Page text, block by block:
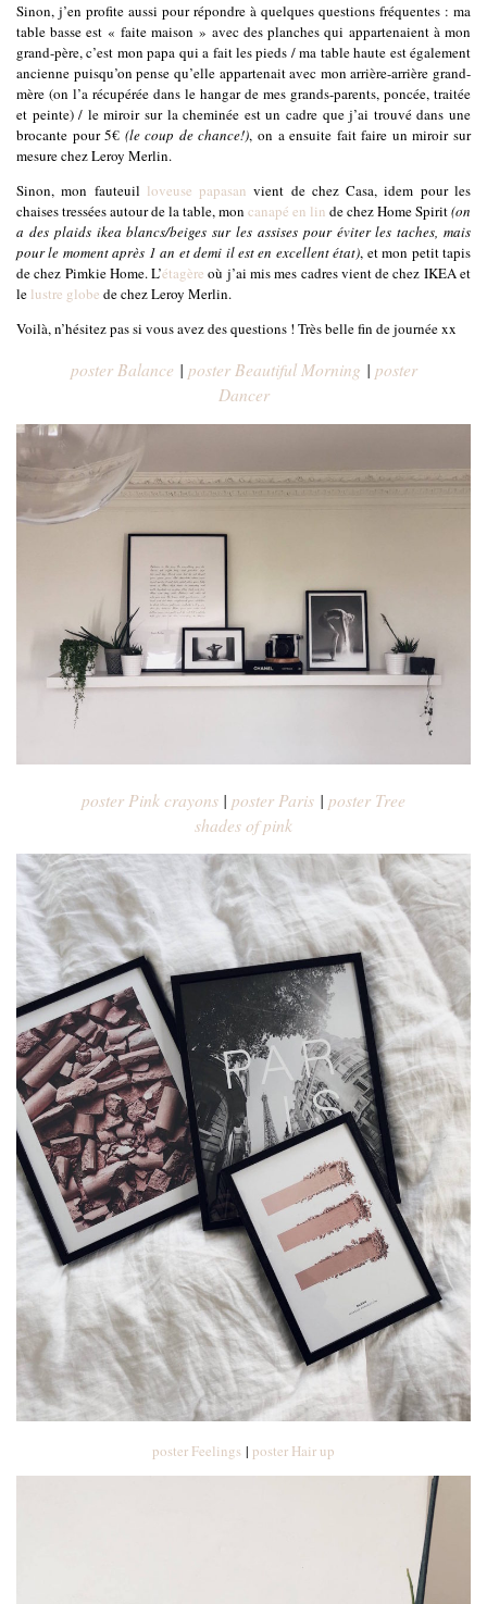
Sinon, j’en profite aussi pour répondre à quelques questions fréquentes : ma
table basse est « faite maison » avec des planches qui appartenaient à mon
grand-père, c’est mon papa qui a fait les pieds / ma table haute est également
ancienne puisqu’on pense qu’elle appartenait avec mon arrière-arrière grand-
mère (on l’a récupérée dans le hangar de mes grands-parents, poncée, traitée
et peinte) / le miroir sur la cheminée est un cadre que j’ai trouvé dans une
brocante pour 5€ (le coup de chance!), on a ensuite fait faire un miroir sur
mesure chez Leroy Merlin.
Sinon, mon fauteuil loveuse papasan vient de chez Casa, idem pour les
chaises tressées autour de la table, mon canapé en lin de chez Home Spirit(on
a des plaids ikea blancs/beiges sur les assises pour éviter les taches, mais
pour le moment après 1 an et demi il est en excellent état), et mon petit tapis
de chez Pimkie Home. L’étagère où j’ai mis mes cadres vient de chez IKEA et
le lustre globe de chez Leroy Merlin.
Voilà, n’hésitez pas si vous avez des questions ! Très belle fin de journée xx
poster Balance | poster Beautiful Morning | poster
Dancer
poster Pink crayons | poster Paris | poster Tree
shades of pink
poster Feelings | poster Hair up